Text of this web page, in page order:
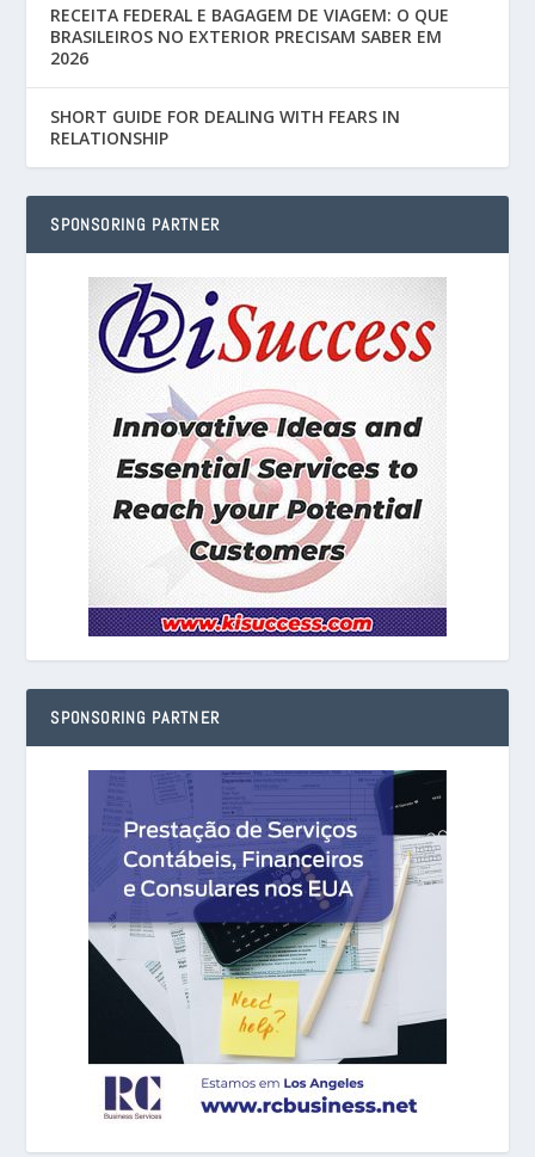
RECEITA FEDERAL E BAGAGEM DE VIAGEM: O QUE
BRASILEIROS NO EXTERIOR PRECISAM SABER EM
2026
SHORT GUIDE FOR DEALING WITH FEARS IN
RELATIONSHIP
SPONSORING PARTNER
SPONSORING PARTNER